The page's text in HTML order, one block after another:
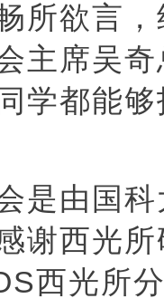
所欲言
主席吴
学都能
是由国
谢西光
西光所